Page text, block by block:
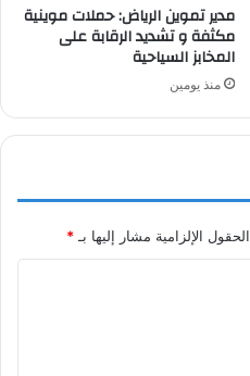
مدير تموين الرياض: حملات موينية
مكثفة و تشديد الرقابة على
المخابز السياحية
منذ يومين
الحقول الإلزامية مشار إليها بـ *